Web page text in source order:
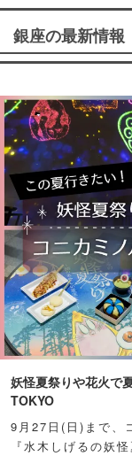
銀座の最新情報
妖怪夏祭りや花火で
TOKYO
9月27日(日)まで、
『水木しげるの妖